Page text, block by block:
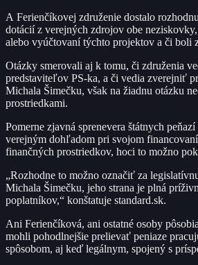
A Ferienčíkovej združenie dostalo
dotácií z verejných zdrojov obe
alebo vyúčtovaní týchto projektov a či boli
Otázky smerovali aj k tomu, či združenia
predstaviteľov PS-ka, a či vedia zverejniť
Michala Šimečku, však na žiadnu otázku
prostriedkami.
Pomerne zjavná sprenevera štátnych
verejným dohľadom pri svojom
finančných prostriedkov, hoci to možno
„Rozhodne to možno označiť za
Michala Šimečku, jeho strana je plná
poplatníkov,“ konštatuje standard.sk.
Ani Ferienčíková, ani ostatné osoby
mohli pohodlnejšie prelievať peniaze
spôsobom, aj keď legálnym, spojený s